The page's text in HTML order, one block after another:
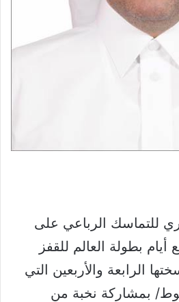
للتماسك الرباعي على
أيام بطولة العالم للقفز
الرابعة والأربعين التي
بمشاركة نخبة من